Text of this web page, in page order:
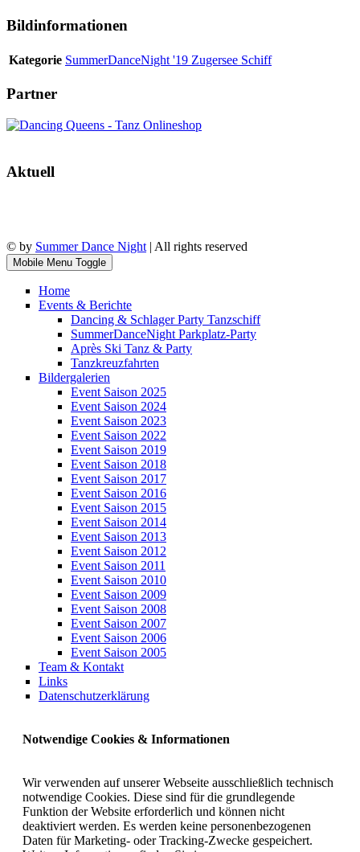
Bildinformationen
Kategorie SummerDanceNight '19 Zugersee Schiff
Partner
Aktuell
© by Summer Dance Night | All rights reserved
Mobile Menu Toggle
Home
Events & Berichte
Dancing & Schlager Party Tanzschiff
SummerDanceNight Parkplatz-Party
Après Ski Tanz & Party
Tanzkreuzfahrten
Bildergalerien
Event Saison 2025
Event Saison 2024
Event Saison 2023
Event Saison 2022
Event Saison 2019
Event Saison 2018
Event Saison 2017
Event Saison 2016
Event Saison 2015
Event Saison 2014
Event Saison 2013
Event Saison 2012
Event Saison 2011
Event Saison 2010
Event Saison 2009
Event Saison 2008
Event Saison 2007
Event Saison 2006
Event Saison 2005
Team & Kontakt
Links
Datenschutzerklärung
Notwendige Cookies & Informationen
Wir verwenden auf unserer Webseite ausschließlich technisch
notwendige Cookies. Diese sind für die grundlegende
Funktion der Website erforderlich und können nicht
deaktiviert werden. Es werden keine personenbezogenen
Daten für Marketing- oder Tracking-Zwecke gespeichert.